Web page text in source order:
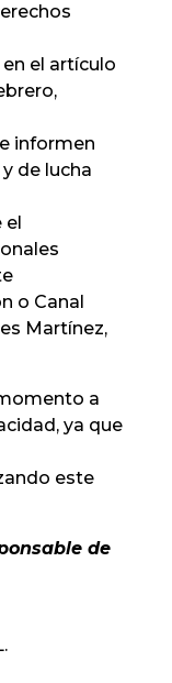
el artículo
informen
de lucha
el
o Canal
Martínez,
a
ya que
este
de